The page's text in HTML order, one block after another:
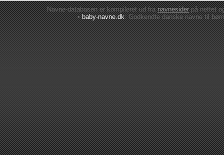
Navne-databasen er kompileret ud franavnesiderpå nettet
•baby-navne.dk: Godkendte danskenavne til børn